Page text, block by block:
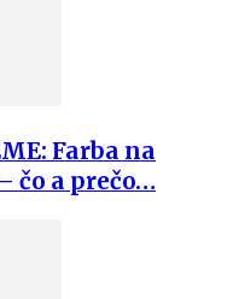
Farba na
čo a prečo…